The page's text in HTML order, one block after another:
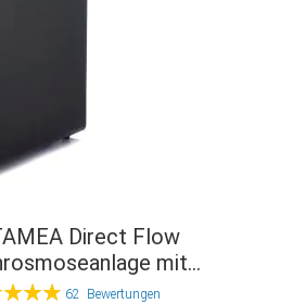
Direct Flow
mit
UV-Keimsperre
62 Bewertungen